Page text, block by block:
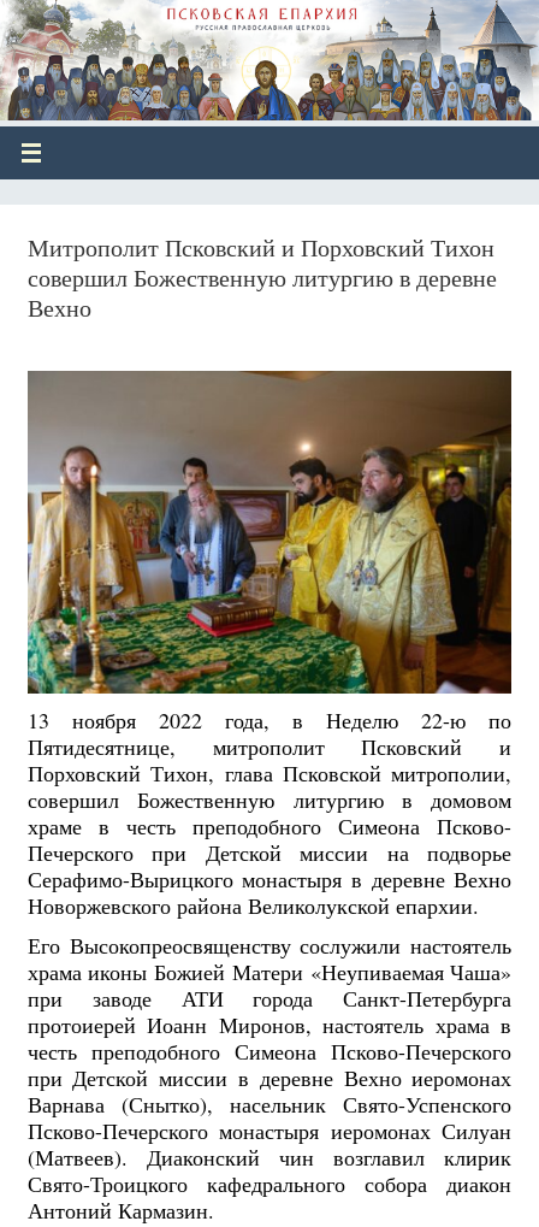
Митрополит Псковский и Порховский Тихон
совершил Божественную литургию в деревне
Вехно
13 ноября 2022 года, в Неделю 22-ю по
Пятидесятнице, митрополит Псковский и
Порховский Тихон, глава Псковской митрополии,
совершил Божественную литургию в домовом
храме в честь преподобного Симеона Псково-
Печерского при Детской миссии на подворье
Серафимо-Вырицкого монастыря в деревне Вехно
Новоржевского района Великолукской епархии.
Его Высокопреосвященству сослужили настоятель
храма иконы Божией Матери «Неупиваемая Чаша»
при заводе АТИ города Санкт-Петербурга
протоиерей Иоанн Миронов, настоятель храма в
честь преподобного Симеона Псково-Печерского
при Детской миссии в деревне Вехно иеромонах
Варнава (Снытко), насельник Свято-Успенского
Псково-Печерского монастыря иеромонах Силуан
(Матвеев). Диаконский чин возглавил клирик
Свято-Троицкого кафедрального собора диакон
Антоний Кармазин.